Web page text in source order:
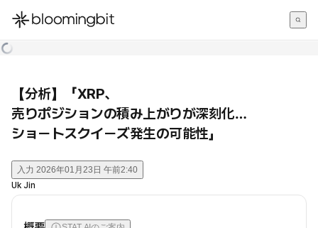
한국어
【分析】「XRP、
売りポジションの積み上がりが深刻化…
ショートスクイーズ発生の可能性」
入力 2026年01月23日 午前2:40
Uk Jin